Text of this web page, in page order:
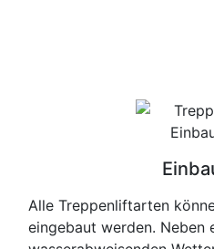
Alle Treppenliftarten
eingebaut werden. Neben